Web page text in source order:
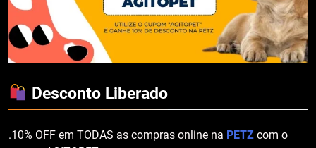
Desconto Liberado
.10% OFF em TODAS as compras online na PETZ com o